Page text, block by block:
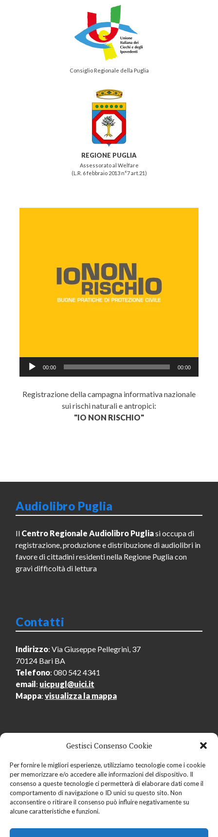
Gestisci Consenso Cookie
Per fornire le migliori esperienze, utilizziamo tecnologie come i cookie
per memorizzare e/o accedere alle informazioni del dispositivo. Il
consenso a queste tecnologie ci permetterà di elaborare dati come il
comportamento di navigazione o ID unici su questo sito. Non
acconsentire o ritirare il consenso può influire negativamente su
alcune caratteristiche e funzioni.
Consiglio Regionale della Puglia
REGIONE PUGLIA
Assessorato al Welfare
(L.R. 6 febbraio 2013 n°7 art.21)
Audio
00:00 00:00
Registrazione della campagna informativa nazionale
sui rischi naturali e antropici:
"IO NON RISCHIO"
Audiolibro Puglia
Il Centro Regionale Audiolibro Pugliasi occupa di
registrazione, produzione e distribuzione di audiolibri in
favore di cittadini residenti nella Regione Puglia con
gravi difficoltà di lettura
Contatti
Indirizzo: Via Giuseppe Pellegrini, 37
70124 Bari BA
Telefono: 080 542 4341
email : uicpugl@uici.it
Mappa: visualizza la mappa
Menu Utente
Accedi
Registrati